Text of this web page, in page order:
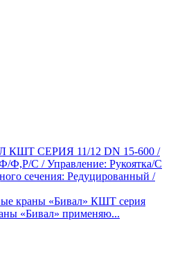
СЕРИЯ 11/12 DN 15-600 /
Ф,Р/С / Управление: Рукоятка/С
сечения: Редуцированный /
краны «Бивал» КШТ серия
«Бивал» применяю...